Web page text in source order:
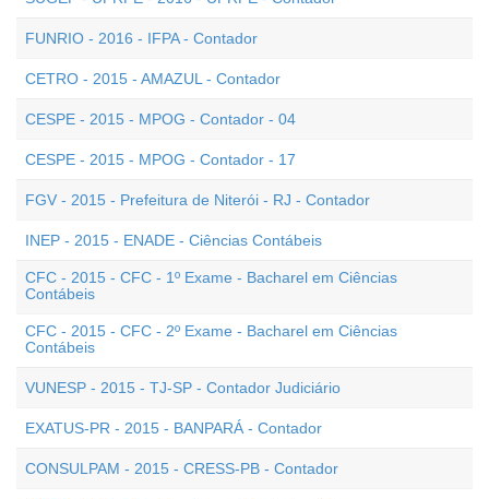
FUNRIO - 2016 - IFPA - Contador
CETRO - 2015 - AMAZUL - Contador
CESPE - 2015 - MPOG - Contador - 04
CESPE - 2015 - MPOG - Contador - 17
FGV - 2015 - Prefeitura de Niterói - RJ - Contador
INEP - 2015 - ENADE - Ciências Contábeis
CFC - 2015 - CFC - 1º Exame - Bacharel em Ciências
Contábeis
CFC - 2015 - CFC - 2º Exame - Bacharel em Ciências
Contábeis
VUNESP - 2015 - TJ-SP - Contador Judiciário
EXATUS-PR - 2015 - BANPARÁ - Contador
CONSULPAM - 2015 - CRESS-PB - Contador